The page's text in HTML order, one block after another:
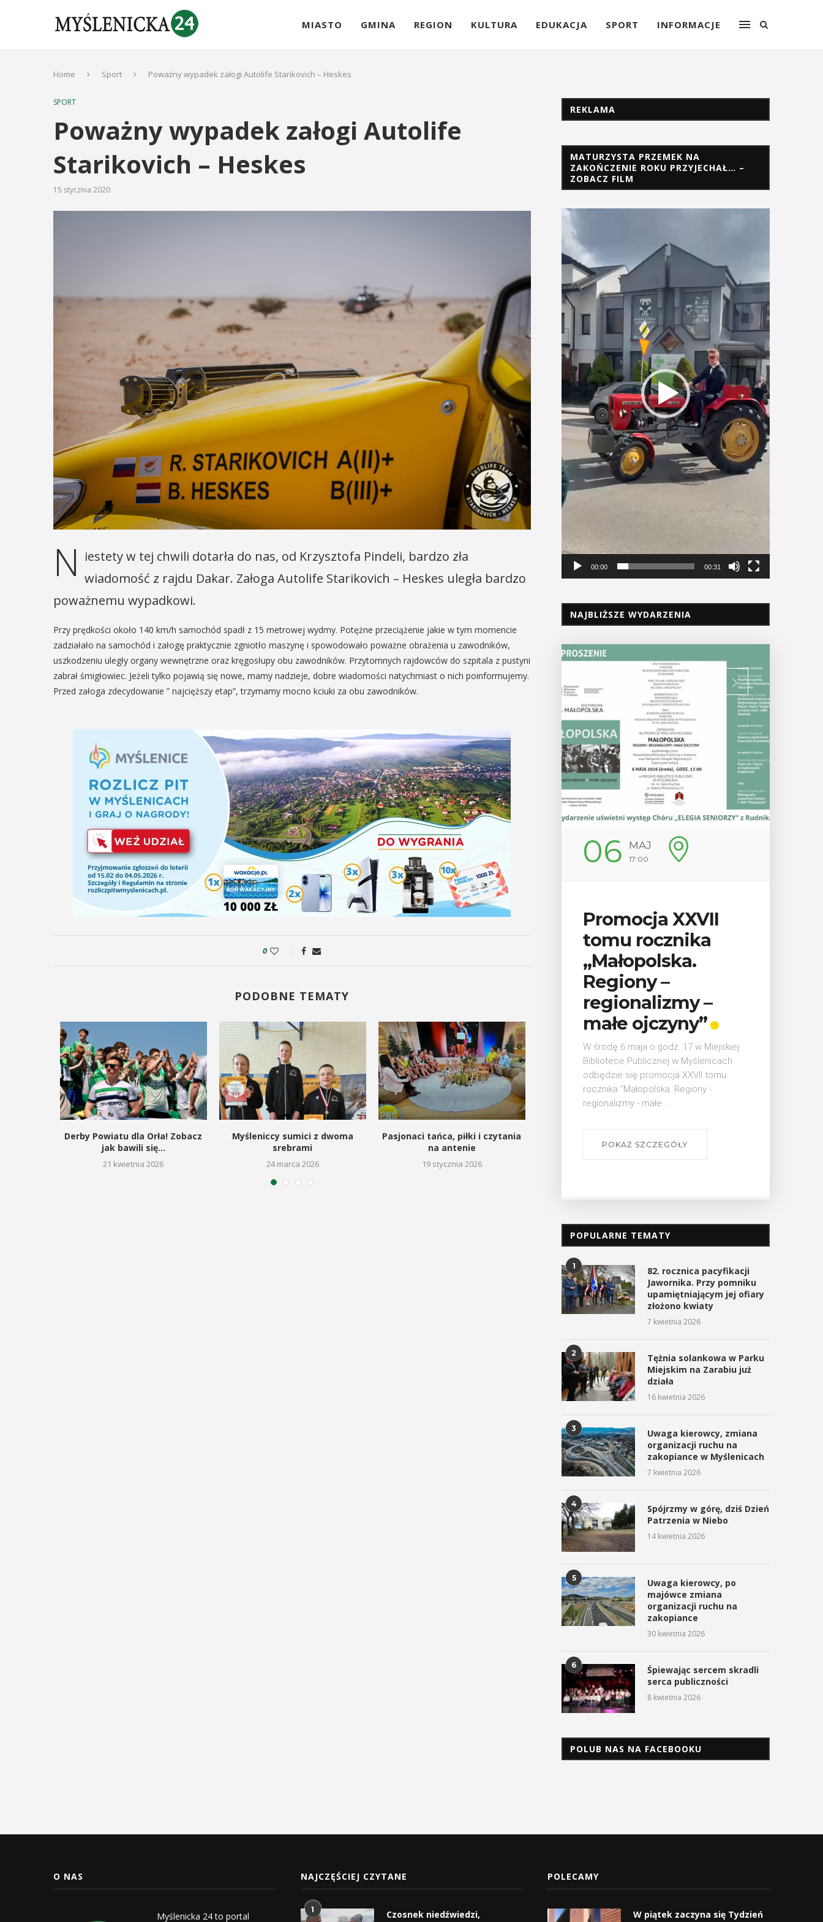
MIASTO GMINA REGION KULTURA EDUKACJA SPORT INFORMACJE
Home Sport Poważny wypadek załogi Autolife Starikovich – Heskes
SPORT
Poważny wypadek załogi Autolife
Starikovich – Heskes
15 stycznia 2020
N iestety w tej chwili dotarła do nas, od Krzysztofa Pindeli, bardzo zła
wiadomość z rajdu Dakar. Załoga Autolife Starikovich – Heskes uległa bardzo
poważnemu wypadkowi.
Przy prędkości około 140 km/h samochód spadł z 15 metrowej wydmy. Potężne przeciążenie jakie w tym momencie
zadziałało na samochód i załogę praktycznie zgniotło maszynę i spowodowało poważne obrażenia u zawodników,
uszkodzeniu uległy organy wewnętrzne oraz kręgosłupy obu zawodników. Przytomnych rajdowców do szpitala z pustyni
zabrał śmigłowiec. Jeżeli tylko pojawią się nowe, mamy nadzieje, dobre wiadomości natychmiast o nich poinformujemy.
Przed załoga zdecydowanie ” najcięższy etap”, trzymamy mocno kciuki za obu zawodników.
0
PODOBNE TEMATY
Derby Powiatu dla Orła! Zobacz
jak bawili się...
21 kwietnia 2026
Myśleniccy sumici z dwoma
srebrami
24 marca 2026
Pasjonaci tańca, piłki i czytania
na antenie
19 stycznia 2026
najlepszym zespołem
REKLAMA
MATURZYSTA PRZEMEK NA
ZAKOŃCZENIE ROKU PRZYJECHAŁ… –
ZOBACZ FILM
Odtwarzacz
video
00:00 00:31
NAJBLIŻSZE WYDARZENIA
29
SIERPIEŃ
08:00 - 18:00
W ostatni weekend wakacji, czyli 29-30
sierpnia w Myślenicach odbędzie się
piąta edycja Turnieju Myślimira.
Wydarzenie organizowane przez
Muzeum Niepodległości w Myślenicach
odbędzie się na ...
POKAŻ SZCZEGÓŁY
05 MAJ
Obchody Dnia
Niepełnosprawnością
Niepełnosprawnością Intelektualną,
który przypada 5 maja, w Myślenicach
rozpoczną się tradycyjnie od Przejazdu
Godności. Organizatorom tego
wydarzenia, czyli myślenickie koło ...
POKAŻ SZCZEGÓŁY
06
Promocja XXVII
tomu rocznika
„Małopolska.
regionalizmy –
małe ojczyny”
W środę 6 maja o godz. 17 w Miejskiej
Bibliotece Publicznej w Myślenicach
odbędzie się promocja XXVII tomu
rocznika "Małopolska. Regiony -
regionalizmy - małe ...
„Oddaj krew-
trawiastej na myślenickim
odbędzie się druga edycja
"Oddaj krew-Uratuj życie"
krwiodawstwa ze zlotem
pożarniczych. Organizatorami
POPULARNE TEMATY
1
82. rocznica pacyfikacji
Jawornika. Przy pomniku
upamiętniającym jej ofiary
złożono kwiaty
7 kwietnia 2026
2
Tężnia solankowa w Parku
Miejskim na Zarabiu już
działa
16 kwietnia 2026
3
Uwaga kierowcy, zmiana
organizacji ruchu na
zakopiance w Myślenicach
7 kwietnia 2026
4
Spójrzmy w górę, dziś Dzień
Patrzenia w Niebo
14 kwietnia 2026
5
Uwaga kierowcy, po
majówce zmiana
organizacji ruchu na
zakopiance
30 kwietnia 2026
6
Śpiewając sercem skradli
serca publiczności
8 kwietnia 2026
POLUB NAS NA FACEBOOKU
O NAS
Myślenicka 24 to portal
NAJCZĘŚCIEJ CZYTANE
1
Czosnek niedźwiedzi,
POLECAMY
W piątek zaczyna się Tydzień